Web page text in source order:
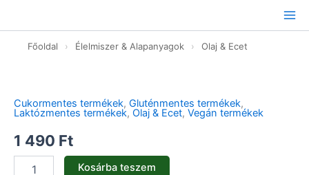
tartalomhoz
Főoldal › Élelmiszer & Alapanyagok › Olaj & Ecet
Cukormentes termékek, Gluténmentes termékek,
Laktózmentes termékek, Olaj & Ecet, Vegán termékek
1 490 Ft
mennyiség
Kosárba teszem